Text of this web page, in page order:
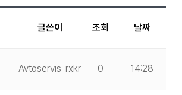
글쓴이 조회 날짜
Avtoservis_rxkr 0 14:28